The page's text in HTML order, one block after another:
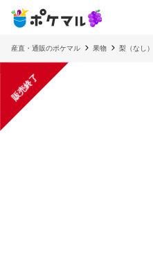
産直・通販のポケマル 果物 梨（なし）
販売終了